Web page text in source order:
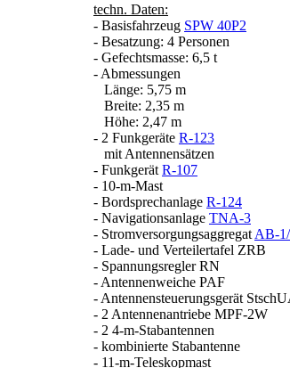
techn. Daten:
- Basisfahrzeug SPW 40P2
- Besatzung: 4 Personen
- Gefechtsmasse: 6,5 t
- Abmessungen
Länge: 5,75 m
Breite: 2,35 m
Höhe: 2,47 m
- 2 Funkgeräte R-123
mit Antennensätzen
- Funkgerät R-107
- 10-m-Mast
- Bordsprechanlage R-124
- Navigationsanlage TNA-3
- Stromversorgungsaggregat AB-
- Lade- und Verteilertafel ZRB
- Spannungsregler RN
- Antennenweiche PAF
- Antennensteuerungsgerät
- 2 Antennenantriebe MPF-2W
- 2 4-m-Stabantennen
- kombinierte Stabantenne
- 11-m-Teleskopmast